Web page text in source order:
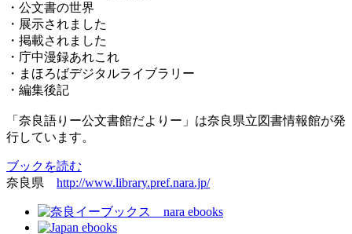
・公文書の世界
・展示されました
・掲載されました
・庁中漫録あれこれ
・まほろばデジタルライブラリー
・編集後記
「奈良語りー公文書館だよりー」は奈良県立図書情報館が発
行しています。
ブックを読む
奈良県 http://www.library.pref.nara.jp/